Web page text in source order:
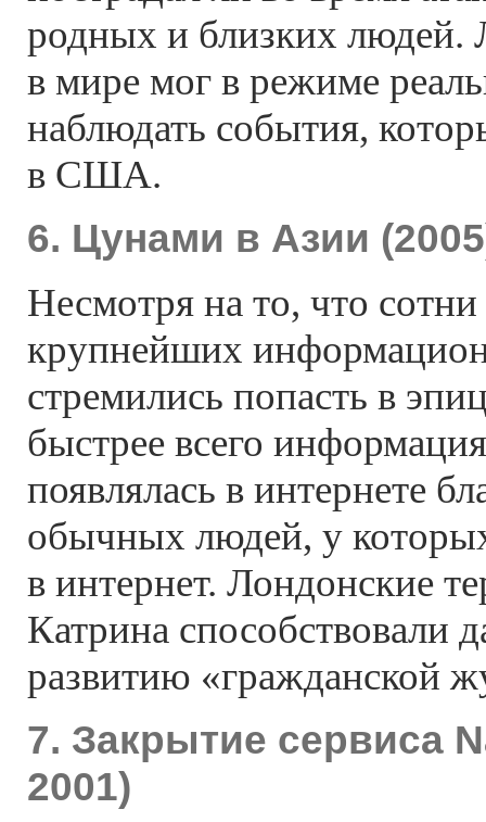
родных и близких людей.
в мире мог в режиме
наблюдать события,
в США.
6. Цунами в Азии
Несмотря на то, что
крупнейших
стремились попасть в
быстрее всего
появлялась в интернете
обычных людей, у
в интернет. Лондонские
Катрина способствовали
развитию «гражданской
7. Закрытие сервиса
2001)